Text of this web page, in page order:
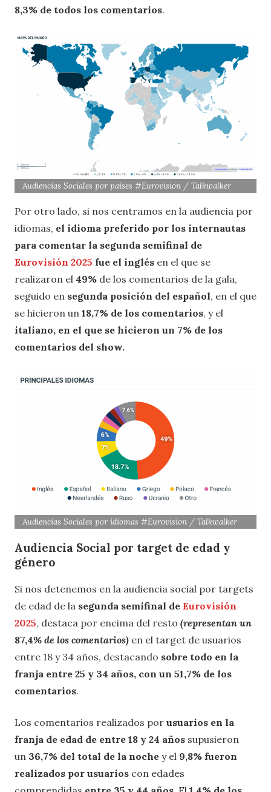
8,3% de todos los comentarios.
Audiencias Sociales por países #Eurovision / Talkwalker
Por otro lado, si nos centramos en la audiencia por
idiomas, el idioma preferido por los internautas
para comentar la segunda semifinal de
Eurovisión 2025 fue el inglés en el que se
realizaron el 49% de los comentarios de la gala,
seguido en segunda posición del español, en el que
se hicieron un 18,7% de los comentarios, y el
italiano, en el que se hicieron un 7% de los
comentarios del show.
Audiencias Sociales por idiomas #Eurovision / Talkwalker
Audiencia Social por target de edad y
género
Si nos detenemos en la audiencia social por targets
de edad de la segunda semifinal de Eurovisión
2025, destaca por encima del resto (representan un
87,4% de los comentarios) en el target de usuarios
entre 18 y 34 años, destacando sobre todo en la
franja entre 25 y 34 años, con un 51,7% de los
comentarios.
Los comentarios realizados por usuarios en la
franja de edad de entre 18 y 24 años supusieron
un 36,7% del total de la noche y el 9,8% fueron
realizados por usuarios con edades